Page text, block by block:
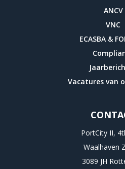
ANCV
VNC
ECASBA &
Vacatures van
PortCity II,
Waalhaven
3089 JH